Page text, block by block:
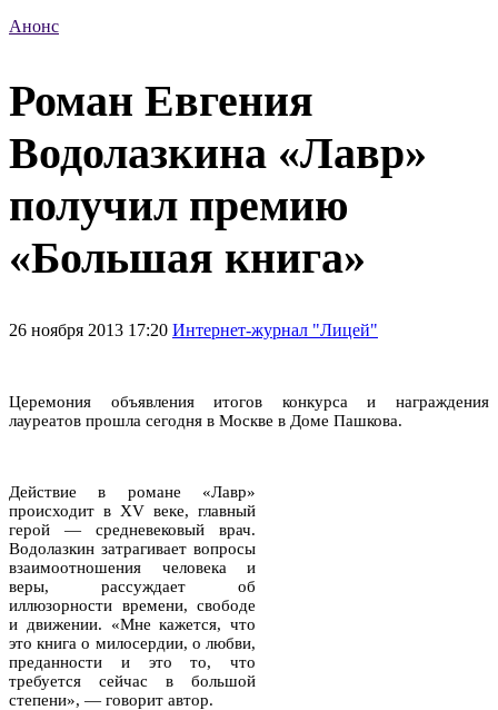
Анонс
Роман Евгения
Водолазкина «Лавр»
получил премию
«Большая книга»
26 ноября 2013 17:20 Интернет-журнал "Лицей"
Церемония объявления итогов конкурса и награждения
лауреатов прошла сегодня в Москве в Доме Пашкова.
Действие в романе «Лавр»
происходит в XV веке, главный
герой — средневековый врач.
Водолазкин затрагивает вопросы
взаимоотношения человека и
веры, рассуждает об
иллюзорности времени, свободе
и движении. «Мне кажется, что
это книга о милосердии, о любви,
преданности и это то, что
требуется сейчас в большой
степени», — говорит автор.